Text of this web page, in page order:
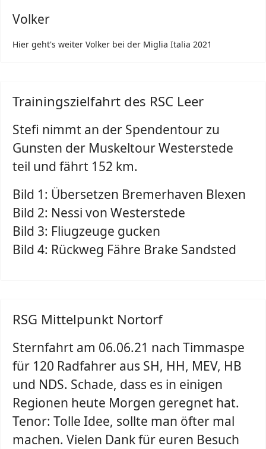
Volker
Hier geht's weiter Volker bei der Miglia Italia 2021
Trainingszielfahrt des RSC Leer
Stefi nimmt an der Spendentour zu
Gunsten der Muskeltour Westerstede
teil und fährt 152 km.
Bild 1: Übersetzen Bremerhaven Blexen
Bild 2: Nessi von Westerstede
Bild 3: Fliugzeuge gucken
Bild 4: Rückweg Fähre Brake Sandsted
RSG Mittelpunkt Nortorf
Sternfahrt am 06.06.21 nach Timmaspe
für 120 Radfahrer aus SH, HH, MEV, HB
und NDS. Schade, dass es in einigen
Regionen heute Morgen geregnet hat.
Tenor: Tolle Idee, sollte man öfter mal
machen. Vielen Dank für euren Besuch